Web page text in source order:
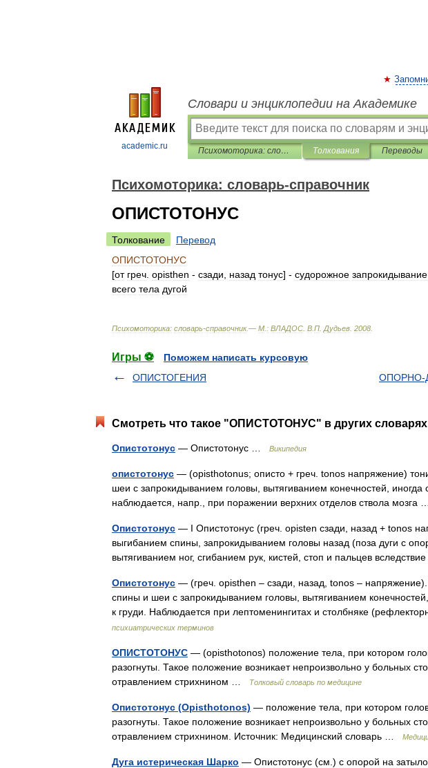
academic.ru
Словари и энциклопедии на Академике
Психомоторика: cловарь-справочник Толкования Переводы
Психомоторика: cловарь-справочник
ОПИСТОТОНУС
Толкование
Перевод
ОПИСТОТОНУС
[от греч opisthen - сзади назад тонус] - судорожное запрокидывание
всего тела дугой
Психомоторика: cловарь-справочник.— М : ВЛАДОС В П Дудьев 2008
Игры ⚽
Поможем написать курсовую
ОПИСТОГЕНИЯ
ОПОРНО-
Смотреть что такое "ОПИСТОТОНУС" в других
Опистотонус — Опистотонус … Википедия
опистотонус — (opisthotonus; описто + греч. tonos напряжение)
шеи с запрокидыванием головы, вытягиванием конечностей, иногда
наблюдается, напр., при поражении верхних отделов ствола мозга
Опистотонус — I Опистотонус (греч. opisten сзади, назад + tonos
выгибанием спины, запрокидыванием головы назад (поза дуги с
вытягиванием ног, сгибанием рук, кистей, стоп и пальцев
Опистотонус — (греч. opisthen – сзади, назад, tonos –
спины и шеи с запрокидыванием головы, вытягиванием
к груди. Наблюдается при лептоменингитах и столбняке
психиатрических терминов
ОПИСТОТОНУС — (opisthotonos) положение тела, при котором
разогнуты. Такое положение возникает непроизвольно у больных
отравлением стрихнином …
Толковый словарь по медицине
Опистотонус (Opisthotonos) — положение тела, при котором
разогнуты. Такое положение возникает непроизвольно у больных
отравлением стрихнином. Источник: Медицинский словарь …
Дуга истерическая Шарко — Опистотонус (см.) с опорой на